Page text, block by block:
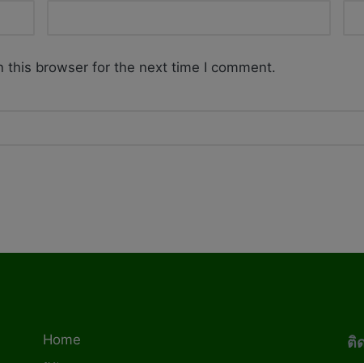
this browser for the next time I comment.
Home
ติ